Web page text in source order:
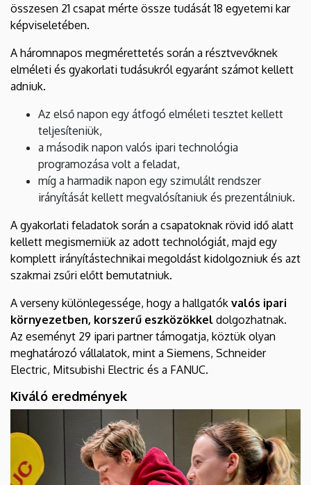
összesen 21 csapat mérte össze tudását 18 egyetemi kar
képviseletében.
A háromnapos megmérettetés során a résztvevőknek
elméleti és gyakorlati tudásukról egyaránt számot kellett
adniuk.
Az első napon egy átfogó elméleti tesztet kellett
teljesíteniük,
a második napon valós ipari technológia
programozása volt a feladat,
míg a harmadik napon egy szimulált rendszer
irányítását kellett megvalósítaniuk és prezentálniuk.
A gyakorlati feladatok során a csapatoknak rövid idő alatt
kellett megismerniük az adott technológiát, majd egy
komplett irányítástechnikai megoldást kidolgozniuk és azt
szakmai zsűri előtt bemutatniuk.
A verseny különlegessége, hogy a hallgatók valós ipari
környezetben, korszerű eszközökkel dolgozhatnak.
Az eseményt 29 ipari partner támogatja, köztük olyan
meghatározó vállalatok, mint a Siemens, Schneider
Electric, Mitsubishi Electric és a FANUC.
Kiváló eredmények